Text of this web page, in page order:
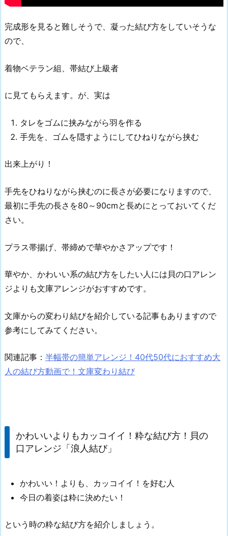
完成形を見ると難しそうで、凝った結び方をしていそうな
ので、
着物ベテラン組、帯結び上級者
に見てもらえます。が、実は
タレをゴムに挟みながら羽を作る
手先を、ゴムを隠すようにしてひねりながら挟む
出来上がり！
手先をひねりながら挟むのに長さが必要になりますので、
最初に手先の長さを80～90cmと長めにとっておいてくだ
さい。
プラス帯揚げ、帯締めで華やかさアップです！
華やか、かわいい系の結び方をしたい人には貝の口アレン
ジよりも文庫アレンジがおすすめです。
文庫からの変わり結びを紹介している記事もありますので
参考にしてみてください。
関連記事： 半幅帯の簡単アレンジ！40代50代におすすめ大
人の結び方動画で！文庫変わり結び
かわいいよりもカッコイイ！粋な結び方！貝の
口アレンジ「浪人結び」
かわいい！よりも、カッコイイ！を好む人
今日の着姿は粋に決めたい！
という時の粋な結び方を紹介しましょう。